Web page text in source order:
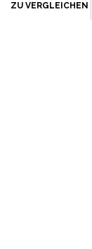
ZU VERGLEICHEN